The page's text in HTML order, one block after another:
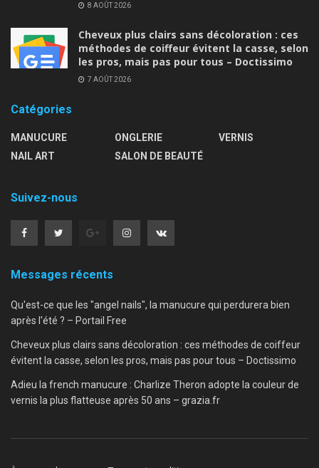
8 AOÛT 2026
Cheveux plus clairs sans décoloration : ces
méthodes de coiffeur évitent la casse, selon
les pros, mais pas pour tous – Doctissimo
7 AOÛT 2026
Catégories
MANUCURE
NAIL ART
ONGLERIE
SALON DE BEAUTÉ
VERNIS
Suivez-nous
Messages récents
Qu'est-ce que les "angel nails", la manucure qui perdurera bien
après l'été ? – Portail Free
Cheveux plus clairs sans décoloration : ces méthodes de coiffeur
évitent la casse, selon les pros, mais pas pour tous – Doctissimo
Adieu la french manucure : Charlize Theron adopte la couleur de
vernis la plus flatteuse après 50 ans – grazia.fr